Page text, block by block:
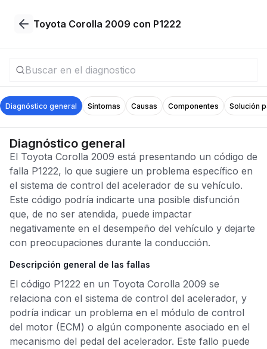
Toyota Corolla 2009 con P1222
Diagnóstico general Síntomas Causas Componentes Solución
Diagnóstico general
El Toyota Corolla 2009 está presentando un código de
falla P1222, lo que sugiere un problema específico en
el sistema de control del acelerador de su vehículo.
Este código podría indicarte una posible disfunción
que, de no ser atendida, puede impactar
negativamente en el desempeño del vehículo y dejarte
con preocupaciones durante la conducción.
Descripción general de las fallas
El código P1222 en un Toyota Corolla 2009 se
relaciona con el sistema de control del acelerador, y
podría indicar un problema en el módulo de control
del motor (ECM) o algún componente asociado en el
mecanismo del pedal del acelerador. Este fallo puede